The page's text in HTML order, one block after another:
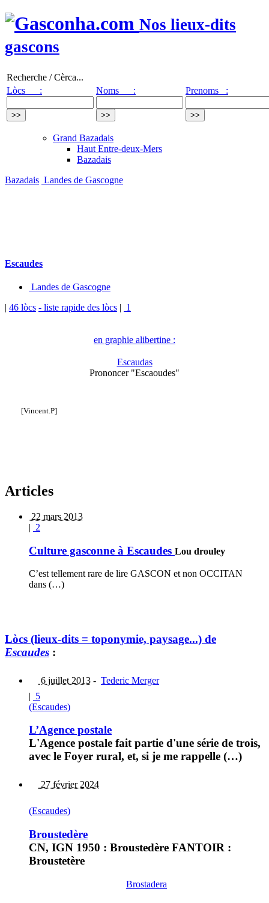
Nos lieux-dits
gascons
Recherche / Cèrca...
Lòcs :
Noms : Prenoms :
Grand Bazadais
Haut Entre-deux-Mers
Bazadais
Bazadais Landes de Gascogne
Escaudes
Landes de Gascogne
| 46 lòcs - liste rapide des lòcs | 1
en graphie alibertine :
Escaudas
Prononcer "Escaoudes"
[Vincent.P]
Articles
22 mars 2013
| 2
Culture gasconne à Escaudes Lou drouley
C’est tellement rare de lire GASCON et non OCCITAN
dans (…)
Lòcs (lieux-dits = toponymie, paysage...) de
Escaudes :
6 juillet 2013 - Tederic Merger
| 5
(Escaudes)
L’Agence postale
L'Agence postale fait partie d'une série de trois,
avec le Foyer rural, et, si je me rappelle (…)
27 février 2024
(Escaudes)
Broustedère
CN, IGN 1950 : Broustedère FANTOIR :
Broustetère
Brostadera